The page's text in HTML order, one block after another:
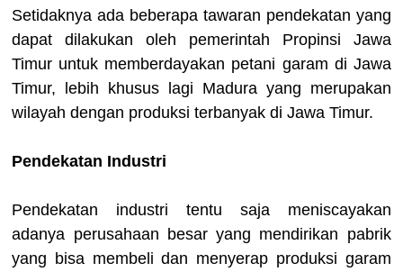
Setidaknya ada beberapa tawaran pendekatan yang
dapat dilakukan oleh pemerintah Propinsi Jawa
Timur untuk memberdayakan petani garam di Jawa
Timur, lebih khusus lagi Madura yang merupakan
wilayah dengan produksi terbanyak di Jawa Timur.
Pendekatan Industri
Pendekatan industri tentu saja meniscayakan
adanya perusahaan besar yang mendirikan pabrik
yang bisa membeli dan menyerap produksi garam